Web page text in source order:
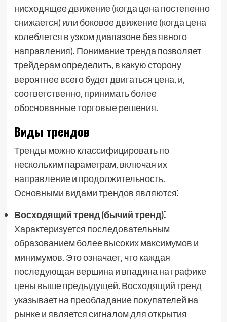
нисходящее движение (когда цена постепенно
снижается) или боковое движение (когда цена
колеблется в узком диапазоне без явного
направления). Понимание тренда позволяет
трейдерам определить, в какую сторону
вероятнее всего будет двигаться цена, и,
соответственно, принимать более
обоснованные торговые решения.
Виды трендов
Тренды можно классифицировать по
нескольким параметрам, включая их
направление и продолжительность.
Основными видами трендов являются⁚
Восходящий тренд (бычий тренд)⁚
Характеризуется последовательным
образованием более высоких максимумов и
минимумов. Это означает, что каждая
последующая вершина и впадина на графике
цены выше предыдущей. Восходящий тренд
указывает на преобладание покупателей на
рынке и является сигналом для открытия